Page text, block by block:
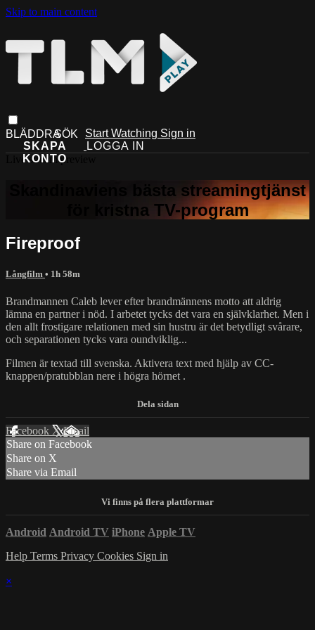
Skip to main content
Start Watching Sign in
Live stream preview
Fireproof
Långfilm • 1h 58m
Brandmannen Caleb lever efter brandmännens motto att aldrig
lämna en partner i nöd. I arbetet tycks det vara en självklarhet. Men i
den allt frostigare relationen med sin hustru är det betydligt svårare,
och separationen tycks vara oundviklig...
Filmen är textad till svenska. Aktivera text med hjälp av CC-
knappen/pratubblan nere i högra hörnet .
Facebook XEmail
Share on Facebook
Share on X
Share via Email
Android Android TV iPhone Apple TV
Help Terms Privacy Cookies Sign in
×